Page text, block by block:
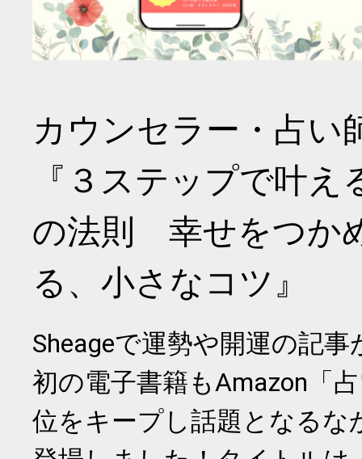
カウンセラー・占い
『３ステップで叶
の法則 幸せをつか
る、小さなコツ』
Sheageで運勢や開運の記
初の電子書籍もAmazon「
位をキープし話題となるな